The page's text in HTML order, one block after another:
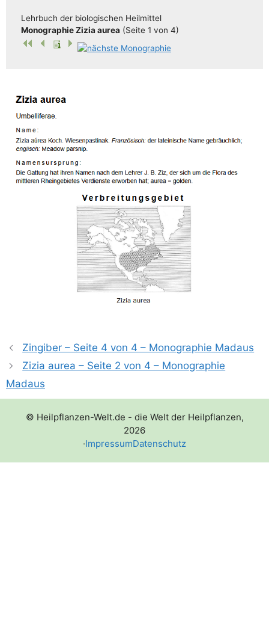
Lehr­buch der bio­lo­gi­schen Heilmittel
Mono­gra­phie Zizia aurea (Sei­te 1 von 4)
Zingiber – Seite 4 von 4 – Monographie Madaus
Zizia aurea – Seite 2 von 4 – Monographie
Madaus
© Heilpflanzen-Welt.de - die Welt der Heilpflanzen,
2026
·ImpressumDatenschutz